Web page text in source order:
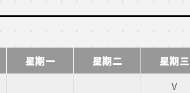
星期一 星期二 星期三
V